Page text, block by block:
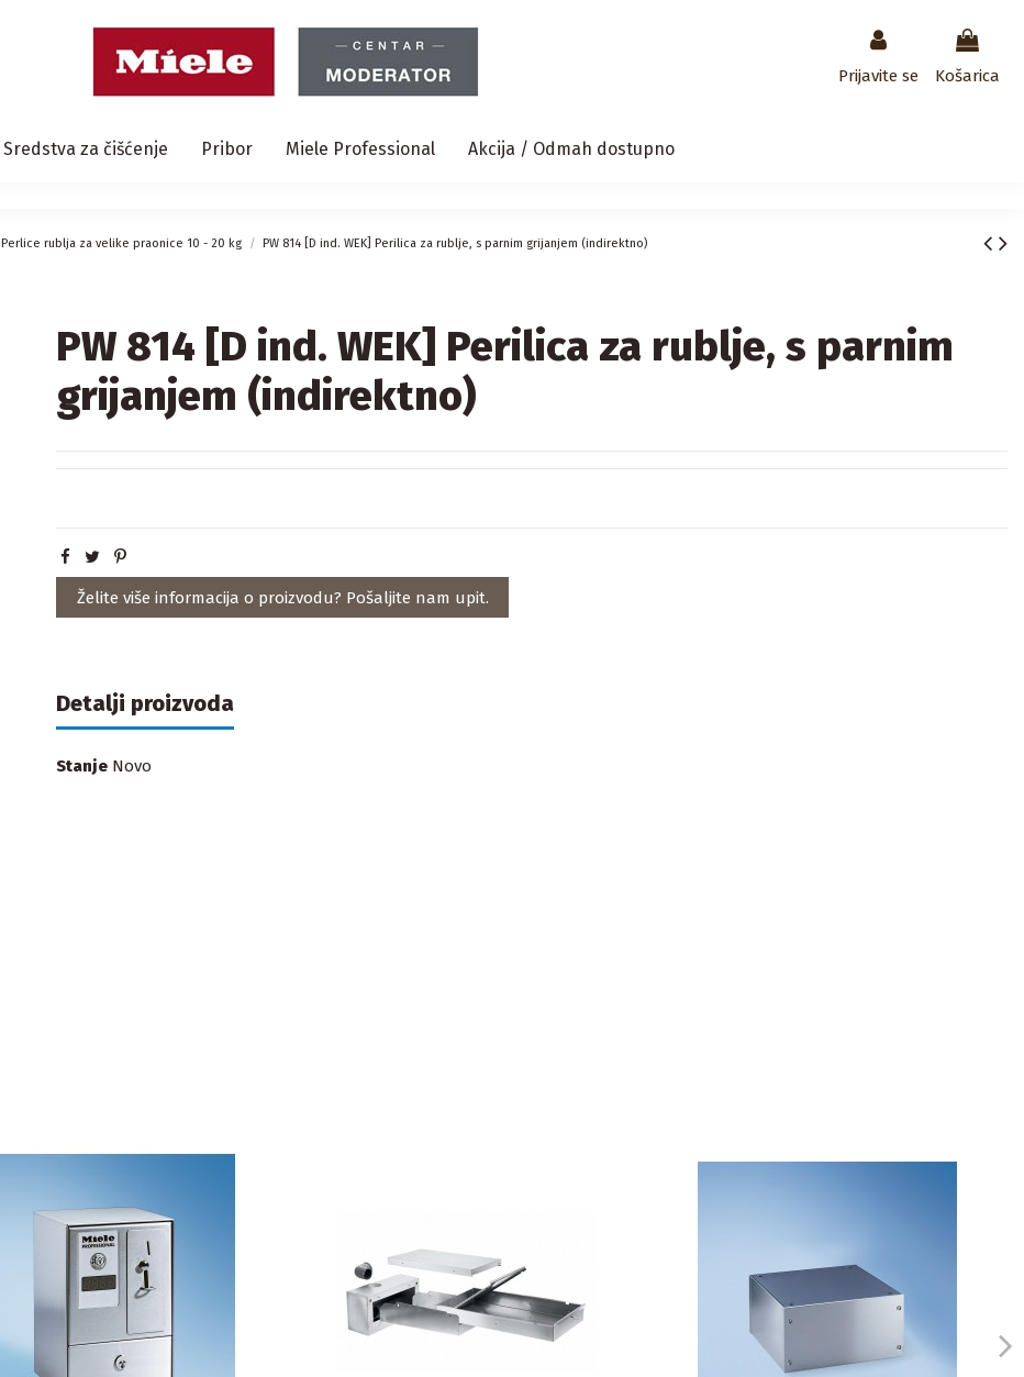
Prijavite se Košarica
Sredstva za čišćenje Pribor Miele Professional Akcija / Odmah dostupno
Perlice rublja za velike praonice 10 - 20 kg PW 814 [D ind. WEK] Perilica za rublje, s parnim grijanjem (indirektno)
PW 814 [D ind. WEK] Perilica za rublje, s parnim
grijanjem (indirektno)
Želite više informacija o proizvodu? Pošaljite nam upit.
Detalji proizvoda
Stanje Novo